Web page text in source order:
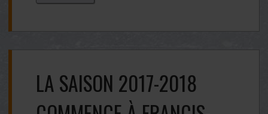
LA SAISON 2017-2018